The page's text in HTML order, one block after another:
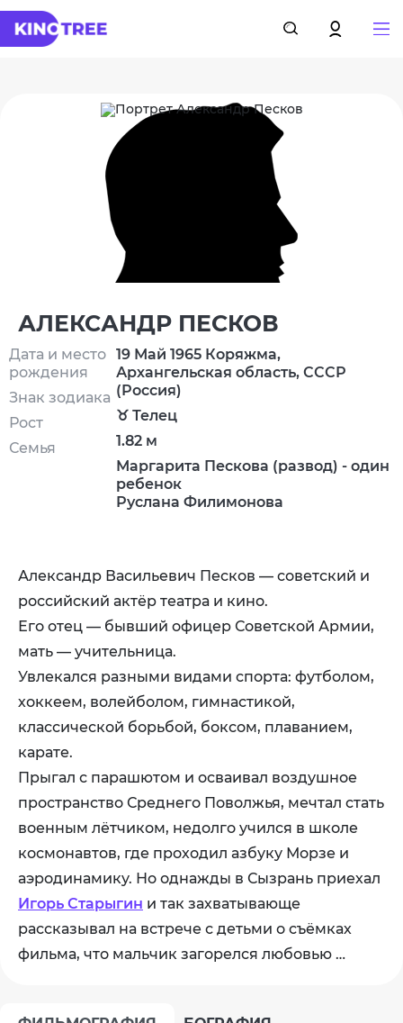
АЛЕКСАНДР ПЕСКОВ
Дата и место
рождения
Знак зодиака
Рост
Семья
19 Май 1965 Коряжма,
Архангельская область, СССР
(Россия)
♉ Телец
1.82 м
Маргарита Пескова (развод) - один
ребенок
Руслана Филимонова
Александр Васильевич Песков — советский и
российский актёр театра и кино.
Его отец — бывший офицер Советской Армии,
мать — учительница.
Увлекался разными видами спорта: футболом,
хоккеем, волейболом, гимнастикой,
классической борьбой, боксом, плаванием,
карате.
Прыгал с парашютом и осваивал воздушное
пространство Среднего Поволжья, мечтал стать
военным лётчиком, недолго учился в школе
космонавтов, где проходил азбуку Морзе и
аэродинамику. Но однажды в Сызрань приехал
Игорь Старыгин и так захватывающе
рассказывал на встрече с детьми о съёмках
фильма, что мальчик загорелся любовью …